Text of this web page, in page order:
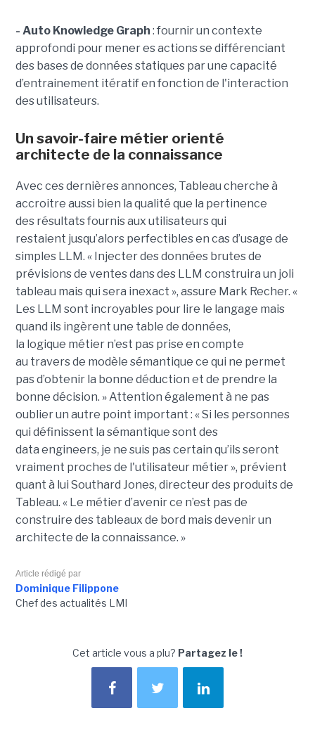
- Auto Knowledge Graph : fournir un contexte
approfondi pour mener es actions se différenciant
des bases de données statiques par une capacité
d’entrainement itératif en fonction de l'interaction
des utilisateurs.
Un savoir-faire métier orienté
architecte de la connaissance
Avec ces dernières annonces, Tableau cherche à
accroitre aussi bien la qualité que la pertinence
desrésultats fournis aux utilisateurs qui
restaient jusqu’alors perfectiblesen cas d’usage de
simples LLM. « Injecterdes données brutes de
prévisions de ventes dans des LLM construira un joli
tableau mais qui sera inexact », assure Mark Recher. «
Les LLM sont incroyables pour lire le langage mais
quand ils ingèrent une table de données,
la logique métier n’est pas prise en compte
au travers de modèle sémantique ce qui ne permet
pas d’obtenir la bonne déduction et de prendre la
bonne décision. »Attention également à ne pas
oublier un autre point important : « Si les personnes
qui définissent la sémantique sont des
data engineers, je ne suis pas certain qu’ils seront
vraiment proches de l'utilisateur métier », prévient
quant à lui Southard Jones, directeur des produits de
Tableau. « Le métier d’avenir ce n’est pas de
construire des tableaux de bord mais devenir un
architecte de la connaissance. »
Article rédigé par
Dominique Filippone
Chef des actualités LMI
Cet article vous a plu? Partagez le !